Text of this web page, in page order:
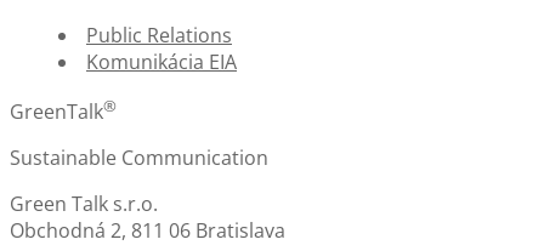
Public Relations
Komunikácia EIA
GreenTalk®
Sustainable Communication
Green Talk s.r.o.
Obchodná 2, 811 06 Bratislava